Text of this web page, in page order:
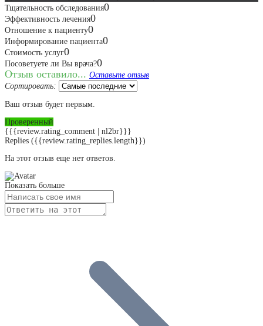
Тщательность обследования0
Эффективность лечения0
Отношение к пациенту0
Информирование пациента0
Стоимость услуг0
Посоветуете ли Вы врача?0
Отзыв оставило... Оставьте отзыв
Сортировать:
Ваш отзыв будет первым.
Проверенный
{{{review.rating_comment | nl2br}}}
Replies ({{review.rating_replies.length}})
На этот отзыв еще нет ответов.
Показать больше